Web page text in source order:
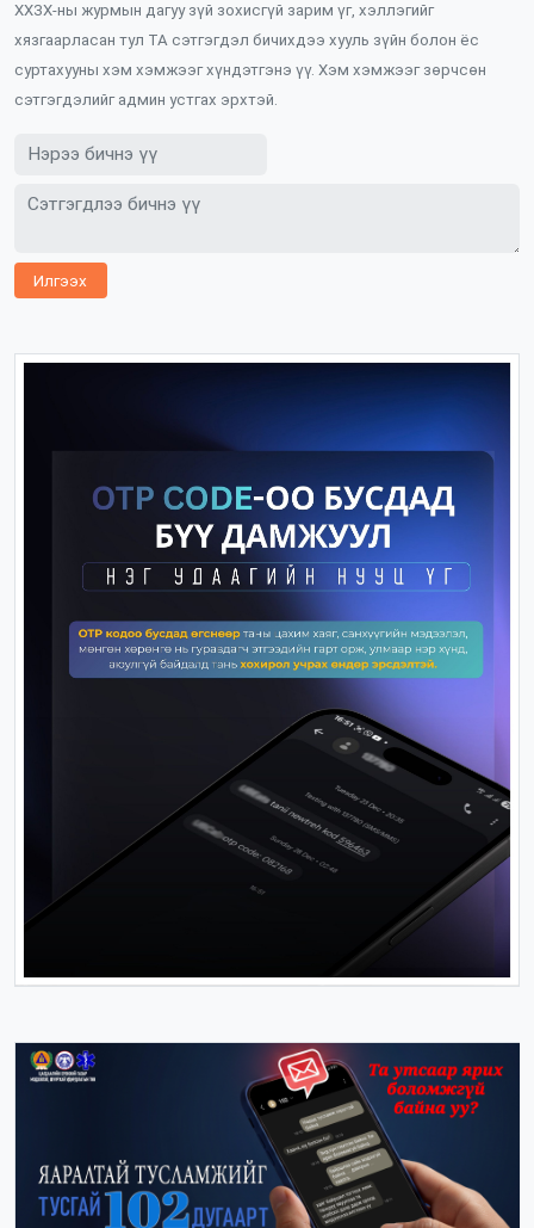
ХХЗХ-ны журмын дагуу зүй зохисгүй зарим үг, хэллэгийг
хязгаарласан тул ТА сэтгэгдэл бичихдээ хууль зүйн болон ёс
суртахууны хэм хэмжээг хүндэтгэнэ үү. Хэм хэмжээг зөрчсөн
сэтгэгдэлийг админ устгах эрхтэй.
Илгээх